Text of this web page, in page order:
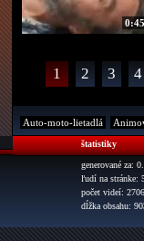
0:45
1 2 3 4
Auto-moto-lietadlá
štatistiky
generované za:
ľudí na stránke:
počet videí:
dĺžka obsahu: